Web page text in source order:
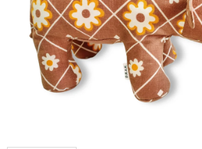
hvězdiček.